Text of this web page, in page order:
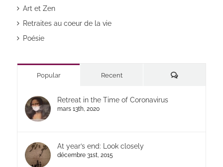
Art et Zen
Retraites au coeur de la vie
Poésie
Popular Recent Commentaires
Retreat in the Time of Coronavirus
mars 13th, 2020
At year’s end: Look closely
décembre 31st, 2015